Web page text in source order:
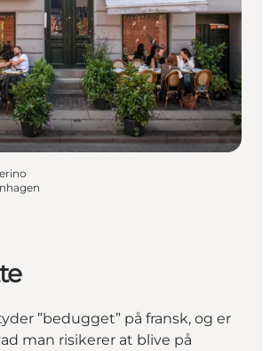
”bedugget” på fransk, og er
man risikerer at blive på